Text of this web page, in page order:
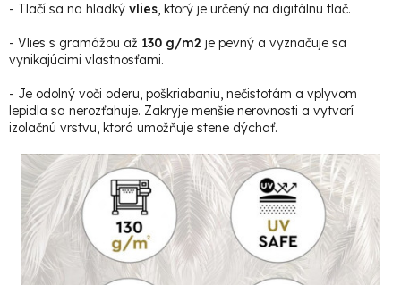
- Tlačí sa na hladký vlies, ktorý je určený na digitálnu tlač.
- Vlies s gramážou až 130 g/m2 je pevný a vyznačuje sa
vynikajúcimi vlastnosťami.
- Je odolný voči oderu, poškriabaniu, nečistotám a vplyvom
lepidla sa nerozťahuje. Zakryje menšie nerovnosti a vytvorí
izolačnú vrstvu, ktorá umožňuje stene dýchať.